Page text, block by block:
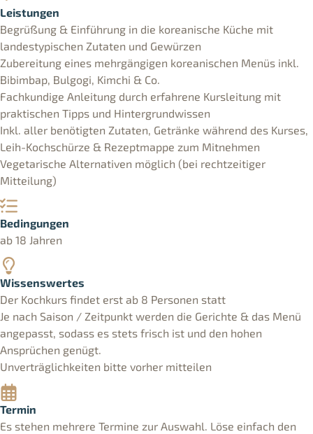
Leistungen
Begrüßung & Einführung in die koreanische Küche mit
landestypischen Zutaten und Gewürzen
Zubereitung eines mehrgängigen koreanischen Menüs inkl.
Bibimbap, Bulgogi, Kimchi & Co.
Fachkundige Anleitung durch erfahrene Kursleitung mit
praktischen Tipps und Hintergrundwissen
Inkl. aller benötigten Zutaten, Getränke während des Kurses,
Leih-Kochschürze & Rezeptmappe zum Mitnehmen
Vegetarische Alternativen möglich (bei rechtzeitiger
Mitteilung)
Bedingungen
ab 18 Jahren
Wissenswertes
Der Kochkurs findet erst ab 8 Personen statt
Je nach Saison / Zeitpunkt werden die Gerichte & das Menü
angepasst, sodass es stets frisch ist und den hohen
Ansprüchen genügt.
Unverträglichkeiten bitte vorher mitteilen
Termin
Es stehen mehrere Termine zur Auswahl. Löse einfach den